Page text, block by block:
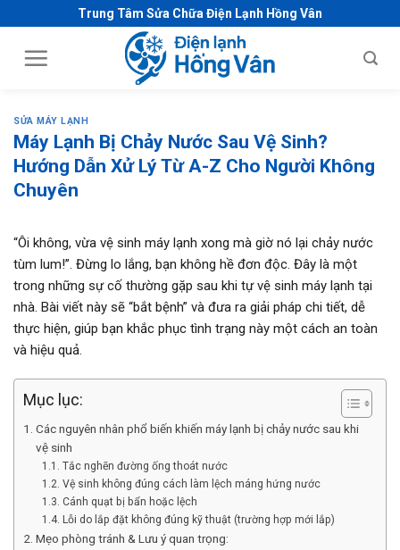
k
Trung Tâm Sửa Chữa Điện Lạnh Hồng Vân
SỬA MÁY LẠNH
Máy Lạnh Bị Chảy Nước Sau Vệ Sinh?
Hướng Dẫn Xử Lý Từ A-Z Cho Người Không
Chuyên
“Ôi không, vừa vệ sinh máy lạnh xong mà giờ nó lại chảy nước
tùm lum!”. Đừng lo lắng, bạn không hề đơn độc. Đây là một
trong những sự cố thường gặp sau khi tự vệ sinh máy lạnh tại
nhà. Bài viết này sẽ “bắt bệnh” và đưa ra giải pháp chi tiết, dễ
thực hiện, giúp bạn khắc phục tình trạng này một cách an toàn
và hiệu quả.
Mục lục:
Các nguyên nhân phổ biến khiến máy lạnh bị chảy nước sau khi
vệ sinh
Tắc nghẽn đường ống thoát nước
Vệ sinh không đúng cách làm lệch máng hứng nước
Cánh quạt bị bẩn hoặc lệch
Lỗi do lắp đặt không đúng kỹ thuật (trường hợp mới lắp)
Mẹo phòng tránh & Lưu ý quan trọng: